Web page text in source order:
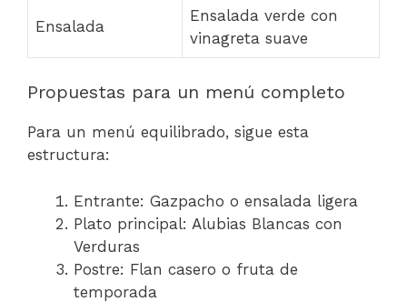
Ensalada
Ensalada verde con
vinagreta suave
Propuestas para un menú completo
Para un menú equilibrado, sigue esta
estructura:
Entrante: Gazpacho o ensalada ligera
Plato principal: Alubias Blancas con
Verduras
Postre: Flan casero o fruta de
temporada